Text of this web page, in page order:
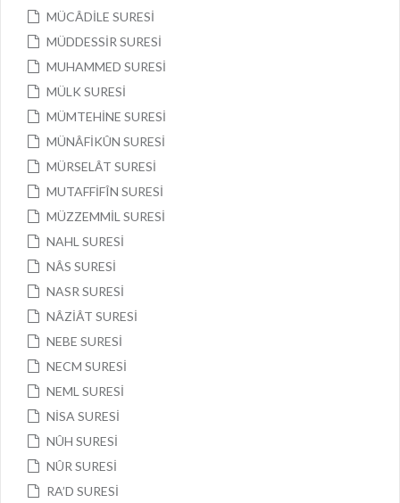
MÜCÂDİLE SURESİ
MÜDDESSİR SURESİ
MUHAMMED SURESİ
MÜLK SURESİ
MÜMTEHİNE SURESİ
MÜNÂFİKÛN SURESİ
MÜRSELÂT SURESİ
MUTAFFİFÎN SURESİ
MÜZZEMMİL SURESİ
NAHL SURESİ
NÂS SURESİ
NASR SURESİ
NÂZİÂT SURESİ
NEBE SURESİ
NECM SURESİ
NEML SURESİ
NİSA SURESİ
NÛH SURESİ
NÛR SURESİ
RA’D SURESİ